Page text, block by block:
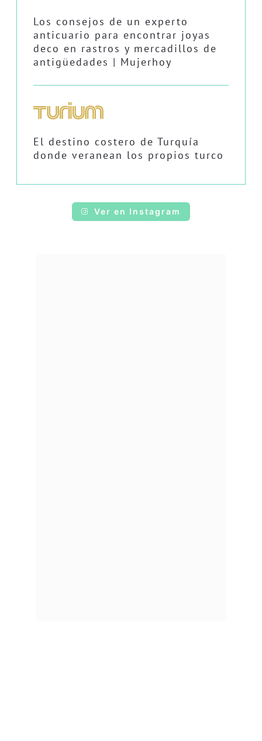
Los consejos de un experto
anticuario para encontrar joyas
deco en rastros y mercadillos de
antigüedades | Mujerhoy
El destino costero de Turquía
donde veranean los propios turco
Ver en Instagram